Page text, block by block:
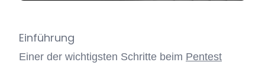
Einführung
Einer der wichtigsten Schritte beim Pentest